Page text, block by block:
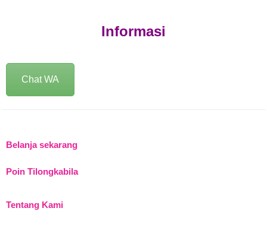
Informasi
Chat WA
Belanja sekarang
Poin Tilongkabila
Tentang Kami